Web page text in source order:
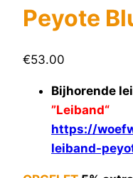
Peyote
€53.00
Bijhorende
”Leiband“
https://
leiband-